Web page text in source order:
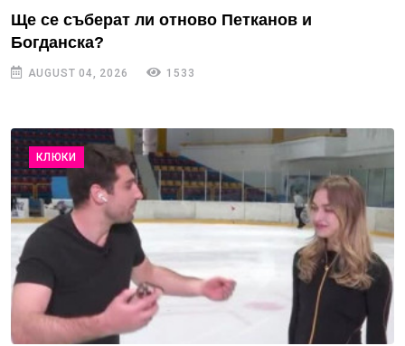
Ще се съберат ли отново Петканов и
Богданска?
AUGUST 04, 2026 1533
КЛЮКИ